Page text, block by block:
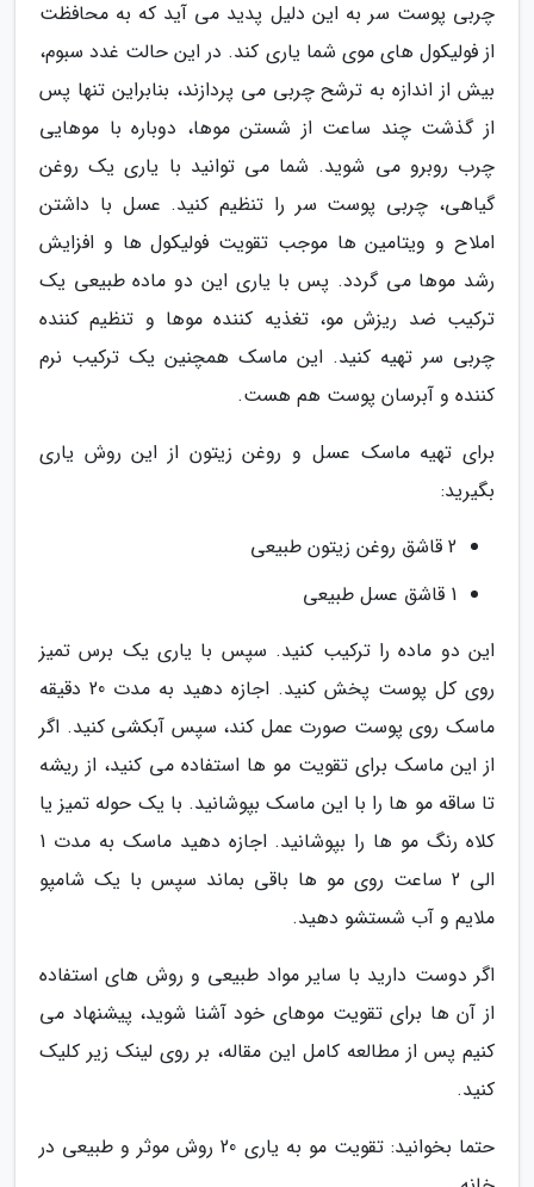
چربی پوست سر به این دلیل پدید می آید که به محافظت
از فولیکول های موی شما یاری کند. در این حالت غدد سبوم،
بیش از اندازه به ترشح چربی می پردازند، بنابراین تنها پس
از گذشت چند ساعت از شستن موها، دوباره با موهایی
چرب روبرو می شوید. شما می توانید با یاری یک روغن
گیاهی، چربی پوست سر را تنظیم کنید. عسل با داشتن
املاح و ویتامین ها موجب تقویت فولیکول ها و افزایش
رشد موها می گردد. پس با یاری این دو ماده طبیعی یک
ترکیب ضد ریزش مو، تغذیه کننده موها و تنظیم کننده
چربی سر تهیه کنید. این ماسک همچنین یک ترکیب نرم
کننده و آبرسان پوست هم هست.
برای تهیه ماسک عسل و روغن زیتون از این روش یاری
بگیرید:
2 قاشق روغن زیتون طبیعی
1 قاشق عسل طبیعی
این دو ماده را ترکیب کنید. سپس با یاری یک برس تمیز
روی کل پوست پخش کنید. اجازه دهید به مدت 20 دقیقه
ماسک روی پوست صورت عمل کند، سپس آبکشی کنید. اگر
از این ماسک برای تقویت مو ها استفاده می کنید، از ریشه
تا ساقه مو ها را با این ماسک بپوشانید. با یک حوله تمیز یا
کلاه رنگ مو ها را بپوشانید. اجازه دهید ماسک به مدت 1
الی 2 ساعت روی مو ها باقی بماند سپس با یک شامپو
ملایم و آب شستشو دهید.
اگر دوست دارید با سایر مواد طبیعی و روش های استفاده
از آن ها برای تقویت موهای خود آشنا شوید، پیشنهاد می
کنیم پس از مطالعه کامل این مقاله، بر روی لینک زیر کلیک
کنید.
حتما بخوانید: تقویت مو به یاری 20 روش موثر و طبیعی در